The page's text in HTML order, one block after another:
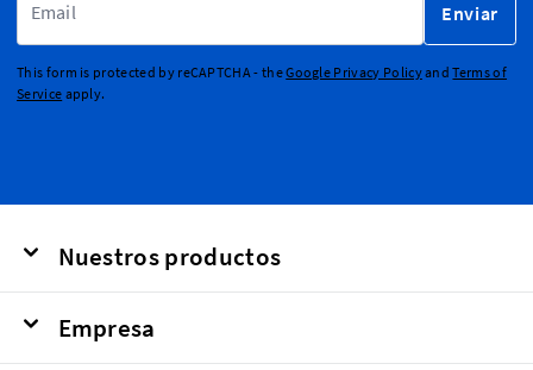
Enviar
This form is protected by reCAPTCHA - theGoogle Privacy PolicyandTerms of
Service apply.
Nuestros productos
Empresa